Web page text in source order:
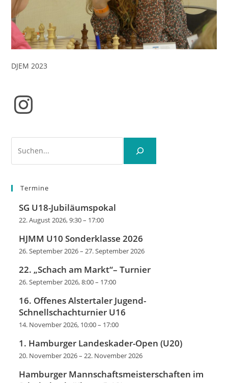
DJEM 2023
Instagram
Termine
SG U18-Jubiläumspokal
22. August 2026, 9:30– 17:00
HJMM U10 Sonderklasse 2026
26. September 2026–27. September 2026
22. „Schach am Markt“– Turnier
26. September 2026, 8:00– 17:00
16. Offenes Alstertaler Jugend-
Schnellschachturnier U16
14. November 2026, 10:00– 17:00
1. Hamburger Landeskader-Open (U20)
20. November 2026–22. November 2026
Hamburger Mannschaftsmeisterschaften im